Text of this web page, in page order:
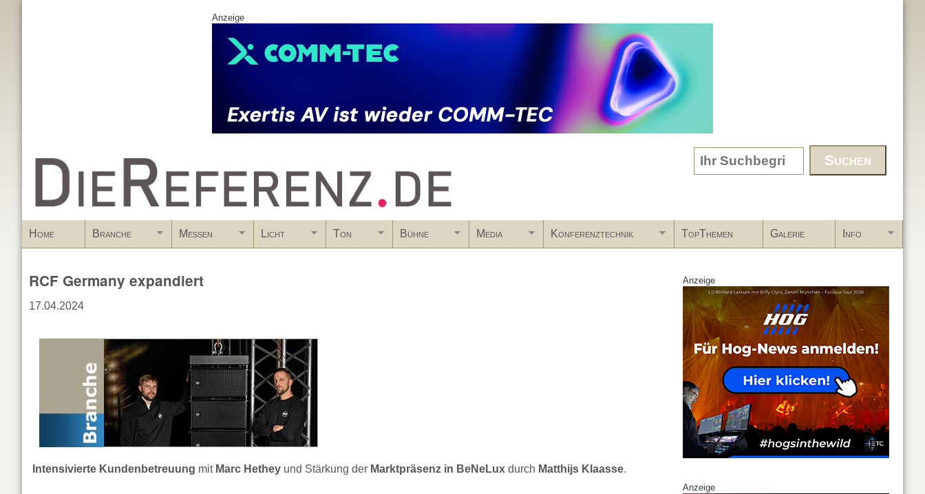
Anzeige
www.DieReferenz.de Search form
Home Branche Messen Licht Ton Bühne Media Konferenztechnik TopThemen Galerie Info
RCF Germany expandiert
17.04.2024
Intensivierte Kundenbetreuung mit Marc Hethey und Stärkung der Marktpräsenz in BeNeLux durch Matthijs Klaasse.
Anzeige
Anzeige